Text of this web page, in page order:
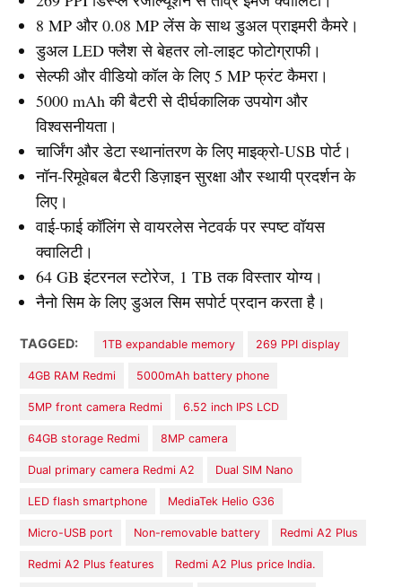
8 MP और 0.08 MP लेंस के साथ डुअल प्राइमरी कैमरे।
डुअल LED फ्लैश से बेहतर लो-लाइट फोटोग्राफी।
सेल्फी और वीडियो कॉल के लिए 5 MP फ्रंट कैमरा।
5000 mAh की बैटरी से दीर्घकालिक उपयोग और
विश्वसनीयता।
चार्जिंग और डेटा स्थानांतरण के लिए माइक्रो-USB पोर्ट।
नॉन-रिमूवेबल बैटरी डिज़ाइन सुरक्षा और स्थायी प्रदर्शन के
लिए।
वाई-फाई कॉलिंग से वायरलेस नेटवर्क पर स्पष्ट वॉयस
क्वालिटी।
64 GB इंटरनल स्टोरेज, 1 TB तक विस्तार योग्य।
नैनो सिम के लिए डुअल सिम सपोर्ट प्रदान करता है।
TAGGED: 1TB expandable memory 269 PPI display
4GB RAM Redmi 5000mAh battery phone
5MP front camera Redmi 6.52 inch IPS LCD
64GB storage Redmi 8MP camera
Dual primary camera Redmi A2 Dual SIM Nano
LED flash smartphone MediaTek Helio G36
Micro-USB port Non-removable battery Redmi A2 Plus
Redmi A2 Plus features Redmi A2 Plus price India.